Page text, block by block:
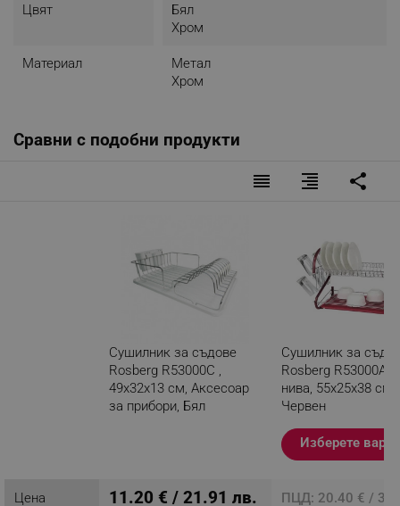
Цвят
Бял
Хром
Материал
Метал
Хром
Сравни с подобни продукти
reorder format_align_right share
Сушилник за съдове
Rosberg R53000C ,
49х32х13 см, Аксесоар
за прибори, Бял
Сушилник за
Rosberg R53000A, 2
нива, 55х25х38 см,
Червен
Изберете
Цена 11.20 € / 21.91 лв. ПЦД: 20.40 € /